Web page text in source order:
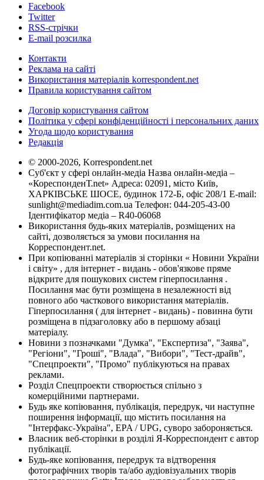
Facebook
Twitter
RSS-стрічки
E-mail розсилка
Контакти
Реклама на сайті
Використання матеріалів korrespondent.net
Правила користування сайтом
Договір користування сайтом
Політика у сфері конфіденційності і персональних даних
Угода щодо користування
Редакція
© 2000-2026, Korrespondent.net
Суб'єкт у сфері онлайн-медіа Назва онлайн-медіа –
«КореспонденТ.net» Адреса: 02091, місто Київ,
ХАРКІВСЬКЕ ШОСЕ, будинок 172-Б, офіс 208/1 E-mail:
sunlight@mediadim.com.ua Телефон: 044-205-43-00
Ідентифікатор медіа – R40-06068
Використання будь-яких матеріалів, розміщених на
сайті, дозволяється за умови посилання на
Корреспондент.net.
При копіюванні матеріалів зі сторінки « Новини України
і світу» , для інтернет - видань - обов'язкове пряме
відкрите для пошукових систем гіперпосилання .
Посилання має бути розміщена в незалежності від
повного або часткового використання матеріалів.
Гіперпосилання ( для інтернет - видань) - повинна бути
розміщена в підзаголовку або в першому абзаці
матеріалу.
Новини з позначками "Думка", "Експертиза", "Заява",
"Регіони", "Гроші", "Влада", "Вибори", "Тест-драйв",
"Спецпроекти", "Промо" публікуються на правах
реклами.
Розділ Спецпроекти створюється спільно з
комерційними партнерами.
Будь яке копіювання, публікація, передрук, чи наступне
поширення інформації, що містить посилання на
"Інтерфакс-Україна", EPA / UPG, суворо забороняється.
Власник веб-сторінки в розділі Я-Корреспондент є автор
публікації.
Будь-яке копіювання, передрук та відтворення
фотографічних творів та/або аудіовізуальних творів